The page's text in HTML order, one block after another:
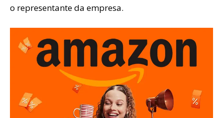
o representante da empresa.